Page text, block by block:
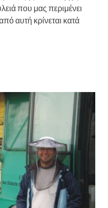
που μας περιμένει
αυτή κρίνεται κατά